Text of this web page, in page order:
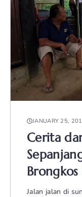
JANUARY 25,
Cerita
Jalan jalan di